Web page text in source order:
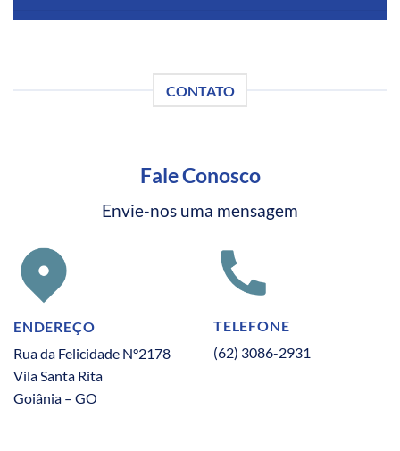
CONTATO
Fale Conosco
Envie-nos uma mensagem
ENDEREÇO
Rua da Felicidade N°2178
Vila Santa Rita
Goiânia – GO
TELEFONE
(62) 3086-2931